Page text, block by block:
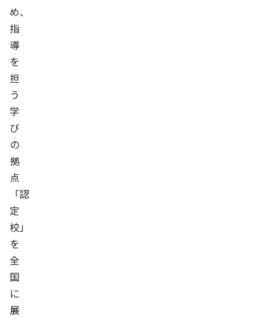
め、
指
導
を
担
う
学
び
の
拠
点
「認
定
校」
を
全
国
に
展